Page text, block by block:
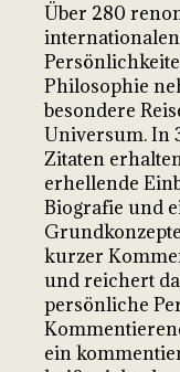
Über 280
Philosophie
besondere
Universum. In
Zitaten
erhellende
Biografie und
kurzer
und reichert
persönliche
ein